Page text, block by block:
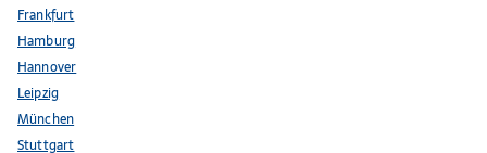
Frankfurt
Hamburg
Hannover
Leipzig
München
Stuttgart